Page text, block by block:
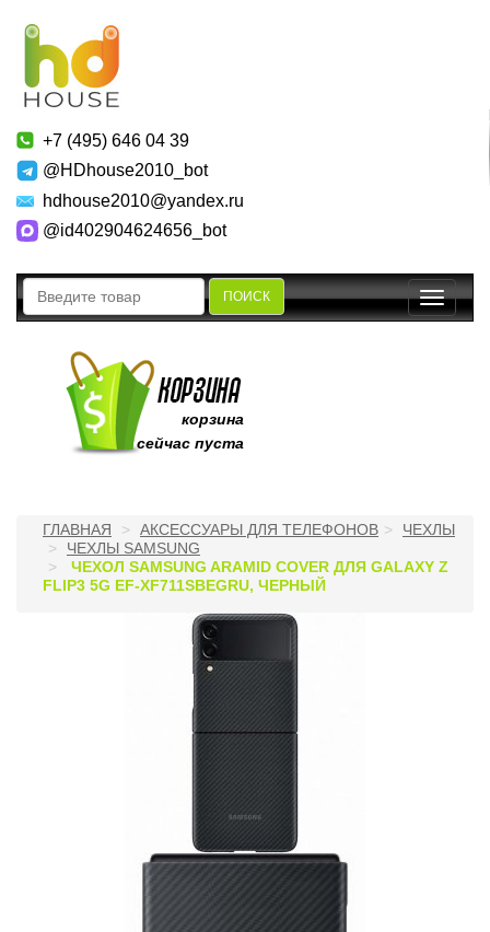
+7 (495) 646 04 39
@HDhouse2010_bot
hdhouse2010@yandex.ru
@id402904624656_bot
ПОИСК
Toggle
корзина
сейчас пуста
ГЛАВНАЯ АКСЕССУАРЫ ДЛЯ ТЕЛЕФОНОВ
ЧЕХЛЫ
ЧЕХЛЫ SAMSUNG
ЧЕХОЛ SAMSUNG ARAMID COVER ДЛЯ GALAXY Z
FLIP3 5G EF-XF711SBEGRU, ЧЕРНЫЙ